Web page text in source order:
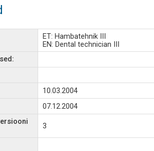
ET: Hambatehnik III
EN: Dental technician III
10.03.2004
07.12.2004
3